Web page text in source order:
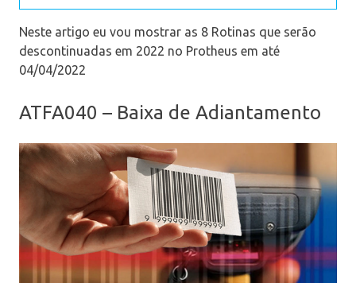
Neste artigo eu vou mostrar as 8 Rotinas que serão
descontinuadas em 2022 no Protheus em até
04/04/2022
ATFA040 – Baixa de Adiantamento